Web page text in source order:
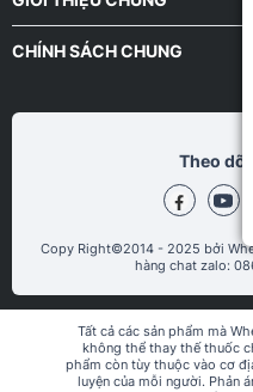
CHÍNH SÁCH CHUNG
Theo dõi
Copy Right©2014 - 2025 bởi
hàng chat zalo:
Tất cả các sản phẩm mà
không thể thay thế thuốc
phẩm còn tùy thuộc vào cơ
luyện của mỗi người. Phản